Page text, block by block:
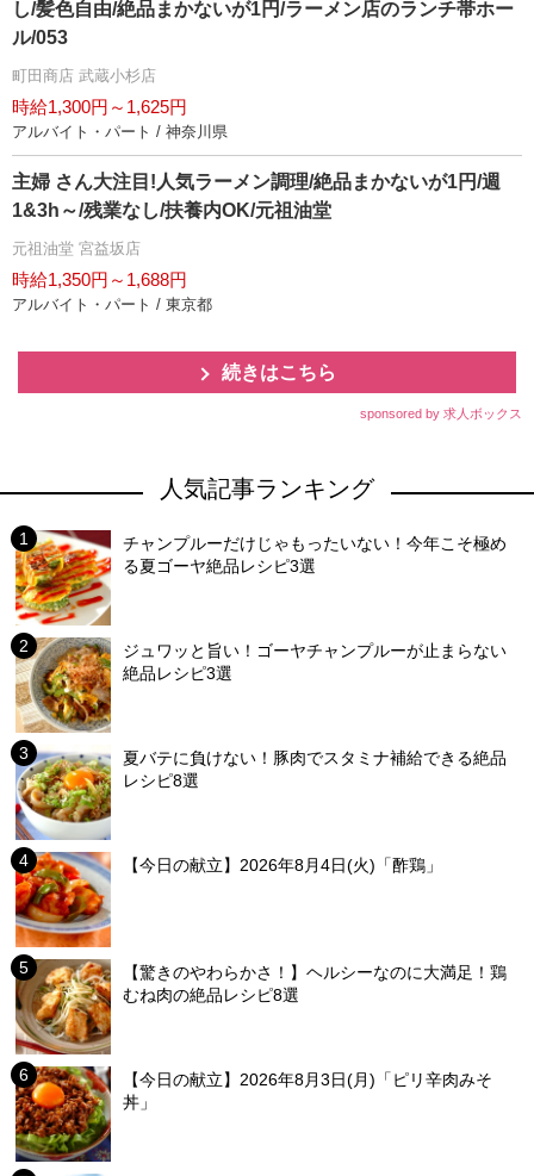
し/髪色自由/絶品まかないが1円/ラーメン店のランチ帯ホー
ル/053
町田商店 武蔵小杉店
時給1,300円～1,625円
アルバイト・パート / 神奈川県
主婦 さん大注目!人気ラーメン調理/絶品まかないが1円/週
1&3h～/残業なし/扶養内OK/元祖油堂
元祖油堂 宮益坂店
時給1,350円～1,688円
アルバイト・パート / 東京都
続きはこちら
sponsored by 求人ボックス
人気記事ランキング
チャンプルーだけじゃもったいない！今年こそ極め
る夏ゴーヤ絶品レシピ3選
ジュワッと旨い！ゴーヤチャンプルーが止まらない
絶品レシピ3選
夏バテに負けない！豚肉でスタミナ補給できる絶品
レシピ8選
【今日の献立】2026年8月4日(火)「酢鶏」
【驚きのやわらかさ！】ヘルシーなのに大満足！鶏
むね肉の絶品レシピ8選
【今日の献立】2026年8月3日(月)「ピリ辛肉みそ
丼」